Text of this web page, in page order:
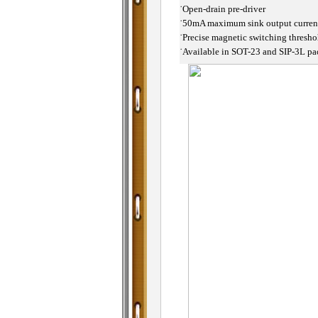
˙Open-drain pre-driver
˙50mA maximum sink output
˙Precise magnetic switching
˙Available in SOT-23 and SIP-3L